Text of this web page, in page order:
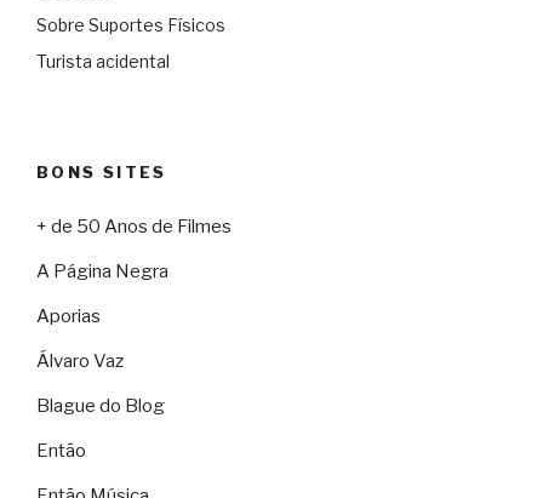
Sobre Suportes Físicos
Turista acidental
BONS SITES
+ de 50 Anos de Filmes
A Página Negra
Aporias
Álvaro Vaz
Blague do Blog
Então